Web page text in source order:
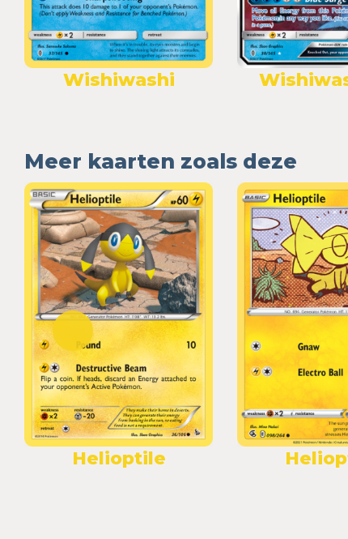
Wishiwashi
Meer kaarten zoals deze
Helioptile